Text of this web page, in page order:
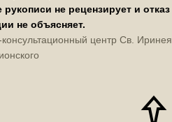
не рецензирует и отказ
не объясняет.
центр Св. Иринея